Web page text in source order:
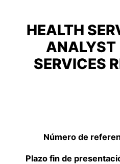
HEALTH
ANALYST
SERVICES
Número de
Plazo fin de